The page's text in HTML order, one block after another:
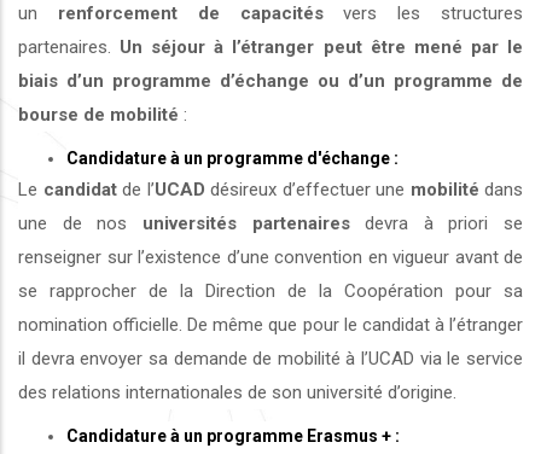
un renforcement de capacitésvers les structures
partenaires. Un séjour à l’étranger peut être mené par le
biais d’un programme d’échange ou d’un programme de
bourse de mobilité :
Candidature à un programme d'échange :
Le candidatde l’UCAD désireux d’effectuer une mobilité dans
une de nos universités partenairesdevra à priori se
renseigner sur l’existence d’une convention en vigueur avant de
se rapprocher de la Direction de la Coopération pour sa
nomination officielle. De même que pour le candidat à l’étranger
il devra envoyer sa demande de mobilité à l’UCAD via le service
des relations internationales de son université d’origine.
Candidature à un programme Erasmus + :